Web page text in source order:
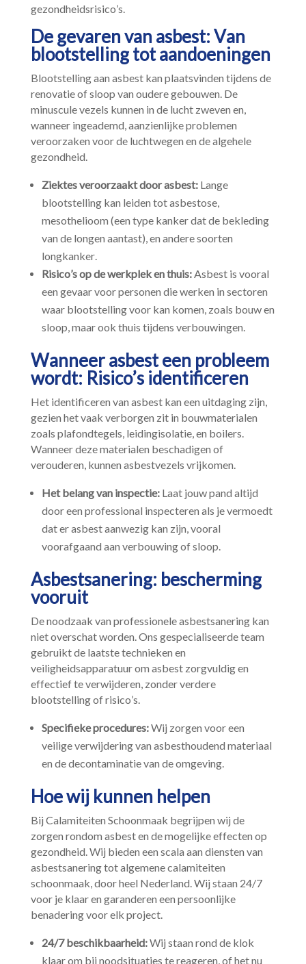
gezondheidsrisico’s.​
De gevaren van asbest: Van
blootstelling tot aandoeningen
Blootstelling aan asbest kan plaatsvinden tijdens de
renovatie of sloop van oudere gebouwen.​ De
minuscule vezels kunnen in de lucht zweven en,
wanneer ingeademd, aanzienlijke problemen
veroorzaken voor de luchtwegen en de algehele
gezondheid.​
Ziektes veroorzaakt door asbest:Lange
blootstelling kan leiden tot asbestose,
mesothelioom (een type kanker dat de bekleding
van de longen aantast), en andere soorten
longkanker.​
Risico’s op de werkplek en thuis:Asbest is vooral
een gevaar voor personen die werken in sectoren
waar blootstelling voor kan komen, zoals bouw en
sloop, maar ook thuis tijdens verbouwingen.​
Wanneer asbest een probleem
wordt: Risico’s identificeren
Het identificeren van asbest kan een uitdaging zijn,
gezien het vaak verborgen zit in bouwmaterialen
zoals plafondtegels, leidingisolatie, en boilers.​
Wanneer deze materialen beschadigen of
verouderen, kunnen asbestvezels vrijkomen.​
Het belang van inspectie:Laat jouw pand altijd
door een professional inspecteren als je vermoedt
dat er asbest aanwezig kan zijn, vooral
voorafgaand aan verbouwing of sloop.​
Asbestsanering: bescherming
vooruit
De noodzaak van professionele asbestsanering kan
niet overschat worden.​ Ons gespecialiseerde team
gebruikt de laatste technieken en
veiligheidsapparatuur om asbest zorgvuldig en
effectief te verwijderen, zonder verdere
blootstelling of risico’s.​
Specifieke procedures:Wij zorgen voor een
veilige verwijdering van asbesthoudend materiaal
en de decontaminatie van de omgeving.​
Hoe wij kunnen helpen
Bij Calamiteiten Schoonmaak begrijpen wij de
zorgen rondom asbest en de mogelijke effecten op
gezondheid.​ Wij bieden een scala aan diensten van
asbestsanering tot algemene calamiteiten
schoonmaak, door heel Nederland.​ Wij staan 24/7
voor je klaar en garanderen een persoonlijke
benadering voor elk project.​
24/7 beschikbaarheid:Wij staan rond de klok
klaar om bij noodsituaties te reageren, of het nu